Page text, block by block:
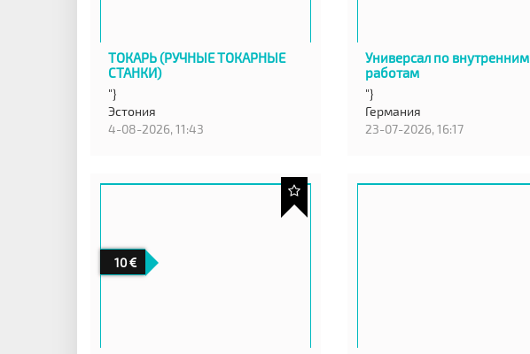
ТОКАРЬ (РУЧНЫЕ ТОКАРНЫЕ
СТАНКИ)
"}
Эстония
4-08-2026, 11:43
Универсал по внутренним
работам
"}
Германия
23-07-2026, 16:17
10